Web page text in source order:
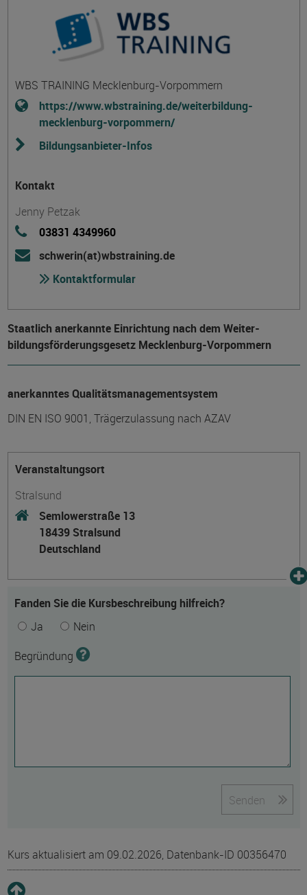
WBS TRAINING Mecklenburg-Vorpommern
https://www.wbstraining.de/weiterbildung-
mecklenburg-vorpommern/
Bildungsanbieter-Infos
Kontakt
Jenny Petzak
03831 4349960
schwerin(at)wbstraining.de
Kontaktformular
Staatlich anerkannte Einrichtung nach dem Weiter­
bildungs­förderungs­gesetz Mecklenburg-Vorpommern
anerkanntes Qualitätsmanagementsystem
DIN EN ISO 9001, Trägerzulassung nach AZAV
Veranstaltungsort
Stralsund
Semlowerstraße 13
18439 Stralsund
Deutschland
Fanden Sie die Kursbeschreibung hilfreich?
Ja
Nein
Begründung
Senden
Kurs aktualisiert am 09.02.2026, Datenbank-ID 00356470